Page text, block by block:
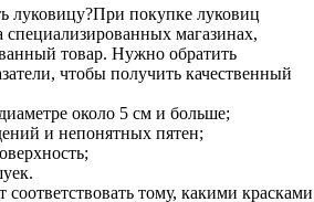
луковицу?При покупке луковиц
специализированных магазинах,
товар. Нужно обратить
чтобы получить качественный
около 5 см и больше;
и непонятных пятен;
тому, какими красками